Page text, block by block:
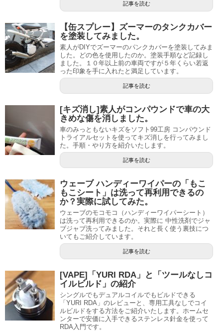
記事を読む
【缶スプレー】ズーマーのタンクカバー
を塗装してみました。
素人がDIYでズーマーのパンクカバーを塗装してみま
した。どの色を使用したのか。塗装手順など記録し
ました。１０年以上前の車両ですが５年くらい若返
った印象を手に入れたと満足しています。
記事を読む
[キズ消し]素人がコンパウンドで車の大
きめな傷を消しました。
車のみっともないキズをソフト99工房 コンパウンド
トライアルセットを使ってキズ消しを行ってみまし
た。手順・やり方を紹介いたします。
記事を読む
ウェーブ ハンディーワイパーの「もこ
もこシート」は洗って再利用できるの
か？実際に試してみた。
ウェーブのモコモコ（ハンディーワイパーシート）
は洗って再利用できるのか。実際に 中性洗剤でジャ
ブジャブ洗ってみました。それと長く使う裏技につ
いてもご紹介しています。
記事を読む
[VAPE]「YURI RDA」と「ツールなしコ
イルビルド」の紹介
シングルでもデュアルコイルでもビルドできる
「YURI RDA」のレビューと、専用工具なしでコイ
ルビルドをする方法をご紹介いたします。ホームセ
ンターで安価に入手できるステンレス針金を使って
RDA入門です。